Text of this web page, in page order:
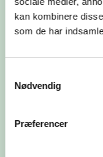
kan kombinere
som de har
Nødvendig
Præferencer